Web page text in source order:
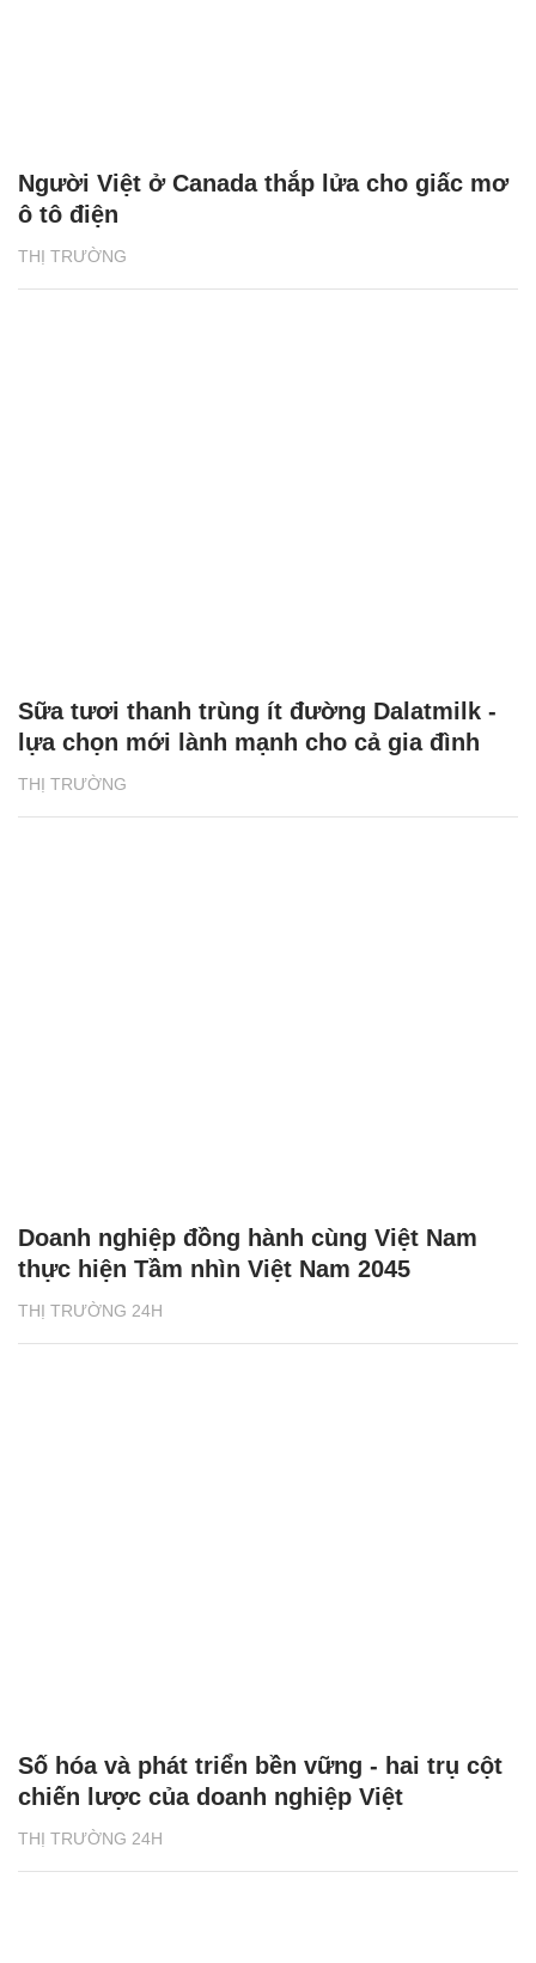
THỊ TRƯỜNG
Người Việt ở Canada thắp lửa cho giấc mơ
ô tô điện
THỊ TRƯỜNG
Sữa tươi thanh trùng ít đường Dalatmilk -
lựa chọn mới lành mạnh cho cả gia đình
THỊ TRƯỜNG 24H
Doanh nghiệp đồng hành cùng Việt Nam
thực hiện Tầm nhìn Việt Nam 2045
THỊ TRƯỜNG 24H
Số hóa và phát triển bền vững - hai trụ cột
chiến lược của doanh nghiệp Việt